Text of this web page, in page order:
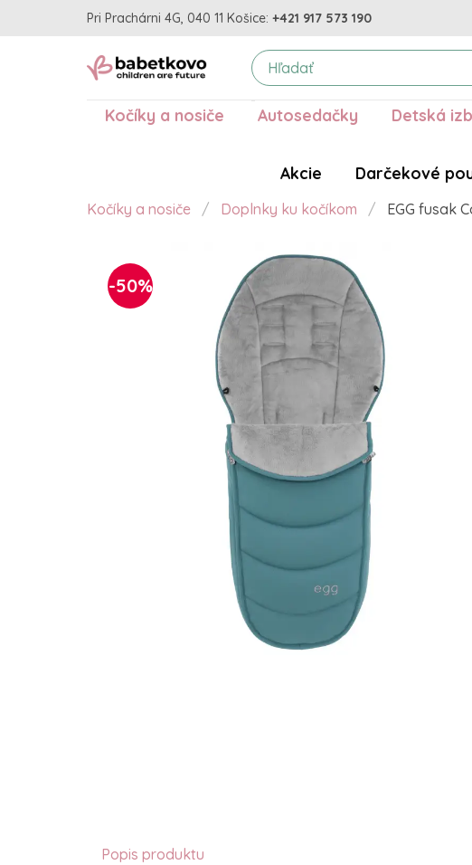
Pri Prachárni 4G, 040 11 Košice: +421 917 573 190
Kočíky a nosiče Autosedačky Detská
Akcie
Darčekové
Kočíky a nosiče Doplnky ku kočíkom EGG fusak
-50%
Popis produktu